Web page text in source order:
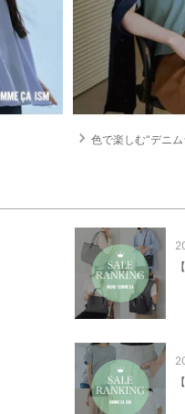
navigate_next 色で楽しむ“デニム